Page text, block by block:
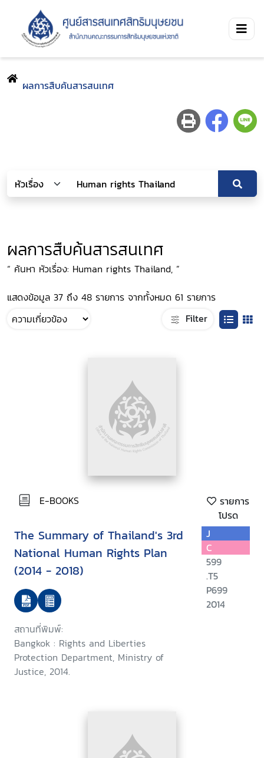
ผลการสืบค้นสารสนเทศ
ผลการสืบค้นสารสนเทศ
“ ค้นหา หัวเรื่อง: Human rights Thailand, ”
แสดงข้อมูล 37 ถึง 48 รายการ จากทั้งหมด 61 รายการ
Filter
E-BOOKS
รายการ
โปรด
The Summary of Thailand's 3rd
National Human Rights Plan
(2014 - 2018)
สถานที่พิมพ์:
Bangkok : Rights and Liberties
Protection Department, Ministry of
Justice, 2014.
J
C
599
.T5
P699
2014